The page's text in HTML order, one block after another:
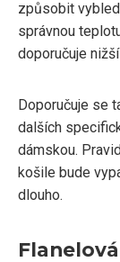
způsobit
správnou
doporučuje
Doporučuje se
dalších
dámskou.
košile bude
dlouho.